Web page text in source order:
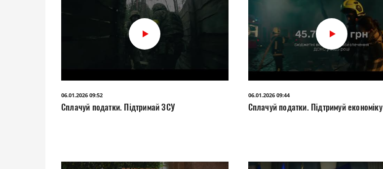
06.01.2026 09:52
Сплачуй податки. Підтримай ЗСУ
06.01.2026 09:44
Сплачуй податки. Підтримуй економіку